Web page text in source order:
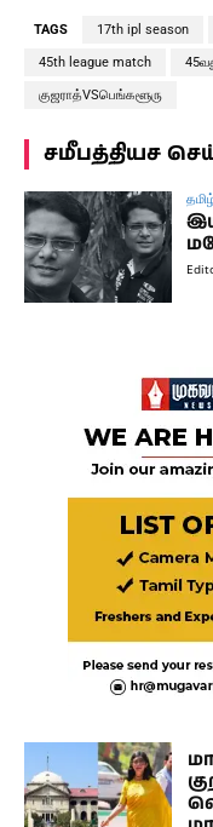
TAGS 17th ipl season
45th league match
குஜராத்VSபெங்களூரு
சமீபத்தியச